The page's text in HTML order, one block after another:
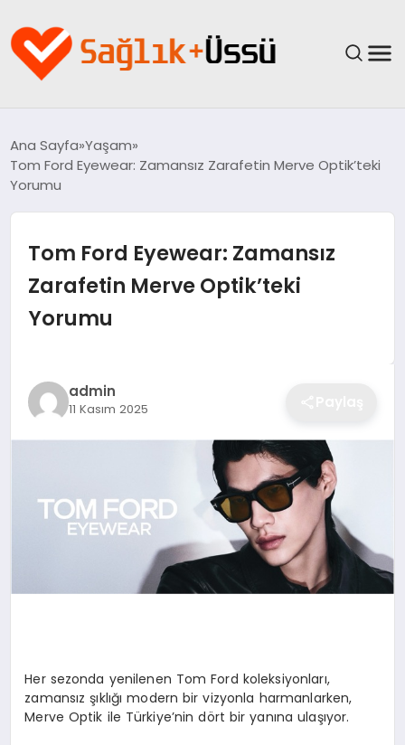
SPOR & FITNESS
Ana Sayfa Yaşam
Tom Ford Eyewear: Zamansız Zarafetin Merve Optik’teki
Yorumu
Tom Ford Eyewear: Zamansız
Zarafetin Merve Optik’teki
Yorumu
admin
11 Kasım 2025
Her sezonda yenilenen Tom Ford koleksiyonları,
zamansız şıklığı modern bir vizyonla harmanlarken,
Merve Optik ile Türkiye’nin dört bir yanına ulaşıyor.